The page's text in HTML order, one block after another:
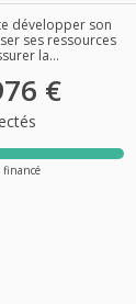
développer son
ses ressources
la...
€
financé